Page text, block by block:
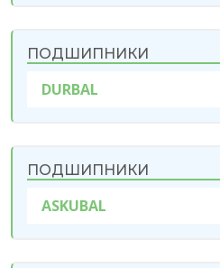
ПОДШИПНИКИ
DURBAL
ПОДШИПНИКИ
ASKUBAL